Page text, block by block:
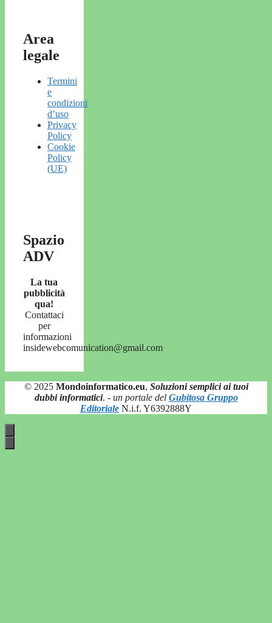
Area
legale
Termini
e
condizioni
d’uso
Privacy
Policy
Cookie
Policy
(UE)
Spazio
ADV
La tua
pubblicità
qua!
Contattaci
per
informazioni
insidewebcomunication@gmail.com
© 2025 Mondoinformatico.eu, Soluzioni semplici ai tuoi
dubbi informatici. - un portale del Gubitosa Gruppo
Editoriale N.i.f. Y6392888Y